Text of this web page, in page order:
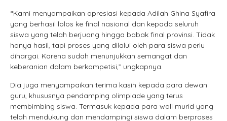
“Kami menyampaikan apresiasi kepada Adilah Ghina Syafira
yang berhasil lolos ke final nasional dan kepada seluruh
siswa yang telah berjuang hingga babak final provinsi. Tidak
hanya hasil, tapi proses yang dilalui oleh para siswa perlu
dihargai. Karena sudah menunjukkan semangat dan
keberanian dalam berkompetisi,” ungkapnya.
Dia juga menyampaikan terima kasih kepada para dewan
guru, khususnya pendamping olimpiade yang terus
membimbing siswa. Termasuk kepada para wali murid yang
telah mendukung dan mendampingi siswa dalam berproses